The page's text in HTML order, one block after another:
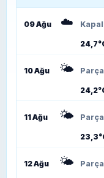
09 Ağu ☁️
10 Ağu 🌤️
11 Ağu 🌤️
12 Ağu 🌤️